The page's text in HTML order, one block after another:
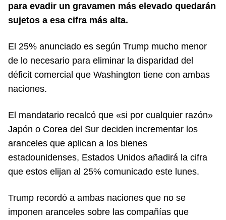
para evadir un gravamen más elevado quedarán
sujetos a esa cifra más alta.
El 25% anunciado es según Trump mucho menor
de lo necesario para eliminar la disparidad del
déficit comercial que Washington tiene con ambas
naciones.
El mandatario recalcó que «si por cualquier razón»
Japón o Corea del Sur deciden incrementar los
aranceles que aplican a los bienes
estadounidenses, Estados Unidos añadirá la cifra
que estos elijan al 25% comunicado este lunes.
Trump recordó a ambas naciones que no se
imponen aranceles sobre las compañías que